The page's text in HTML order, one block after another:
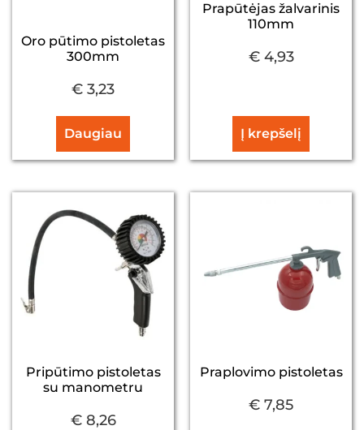
Oro pūtimo pistoletas
300mm
€ 3,23
Daugiau
Prapūtėjas žalvarinis
110mm
€4,93
Į krepšelį
Pripūtimo pistoletas
su manometru
€8,26
Praplovimo pistoletas
€ 7,85